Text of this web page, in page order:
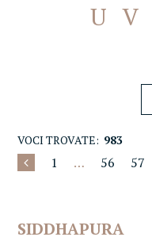
U V
VOCI TROVATE: 983
1 … 56 57
SIDDHAPURA